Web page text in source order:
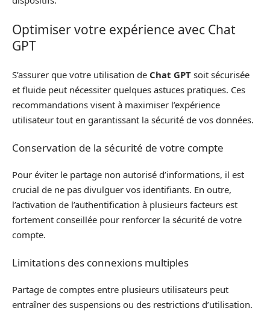
Optimiser votre expérience avec Chat
GPT
S’assurer que votre utilisation de Chat GPT soit sécurisée
et fluide peut nécessiter quelques astuces pratiques. Ces
recommandations visent à maximiser l’expérience
utilisateur tout en garantissant la sécurité de vos données.
Conservation de la sécurité de votre compte
Pour éviter le partage non autorisé d’informations, il est
crucial de ne pas divulguer vos identifiants. En outre,
l’activation de l’authentification à plusieurs facteurs est
fortement conseillée pour renforcer la sécurité de votre
compte.
Limitations des connexions multiples
Partage de comptes entre plusieurs utilisateurs peut
entraîner des suspensions ou des restrictions d’utilisation.